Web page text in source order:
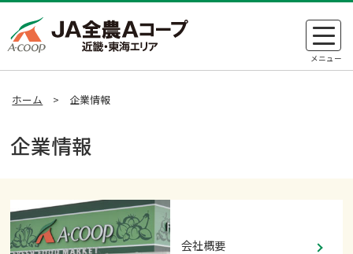
ホーム > 企業情報
企業情報
会社概要